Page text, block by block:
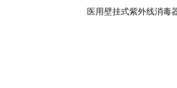
医用壁挂式紫外线消毒